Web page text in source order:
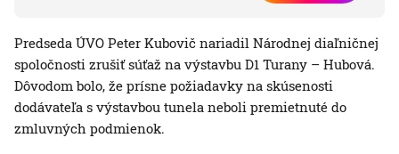
Predseda ÚVO Peter Kubovič nariadil Národnej diaľničnej
spoločnosti zrušiť súťaž na výstavbu D1 Turany – Hubová.
Dôvodom bolo, že prísne požiadavky na skúsenosti
dodávateľa s výstavbou tunela neboli premietnuté do
zmluvných podmienok.